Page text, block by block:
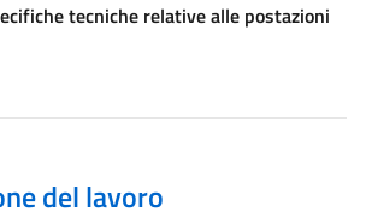
tecniche relative alle postazioni
del lavoro